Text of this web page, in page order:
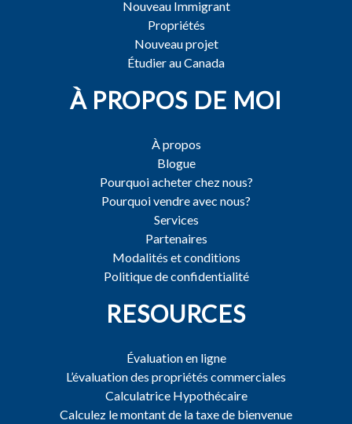
Nouveau Immigrant
Propriétés
Nouveau projet
Étudier au Canada
À PROPOS DE MOI
À propos
Blogue
Pourquoi acheter chez nous?
Pourquoi vendre avec nous?
Services
Partenaires
Modalités et conditions
Politique de confidentialité
RESOURCES
Évaluation en ligne
L’évaluation des propriétés commerciales
Calculatrice Hypothécaire
Calculez le montant de la taxe de bienvenue